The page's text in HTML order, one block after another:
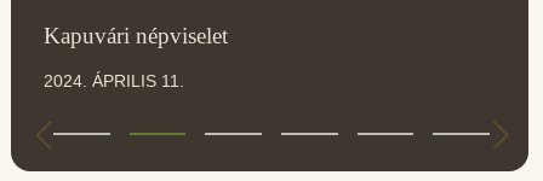
Kapuvári népviselet
2024. ÁPRILIS 11.